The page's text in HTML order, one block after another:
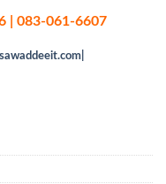
| 083-061-6607